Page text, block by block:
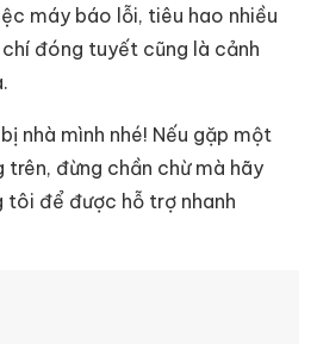
máy báo lỗi, tiêu hao nhiều
đóng tuyết cũng là cảnh
nhà mình nhé! Nếu gặp một
trên, đừng chần chừ mà hãy
tôi để được hỗ trợ nhanh